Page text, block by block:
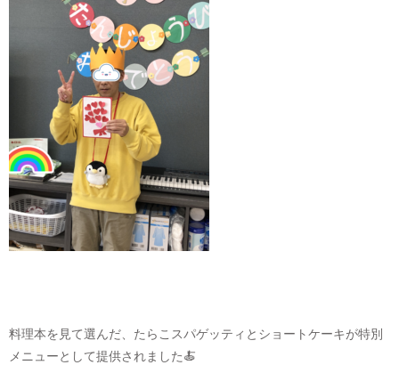
料理本を見て選んだ、たらこスパゲッティとショートケーキが特別
メニューとして提供されました🍝